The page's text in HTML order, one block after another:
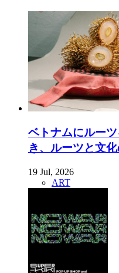
ベトナムにルー
き、ルーツと文
19 Jul, 2026
ART